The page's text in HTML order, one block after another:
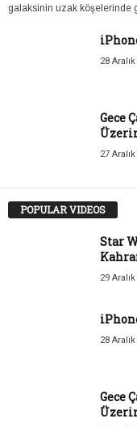
galaksinin uzak köşelerinde
28
Gece
27
POPULAR VIDEOS
Star
29
28
Gece